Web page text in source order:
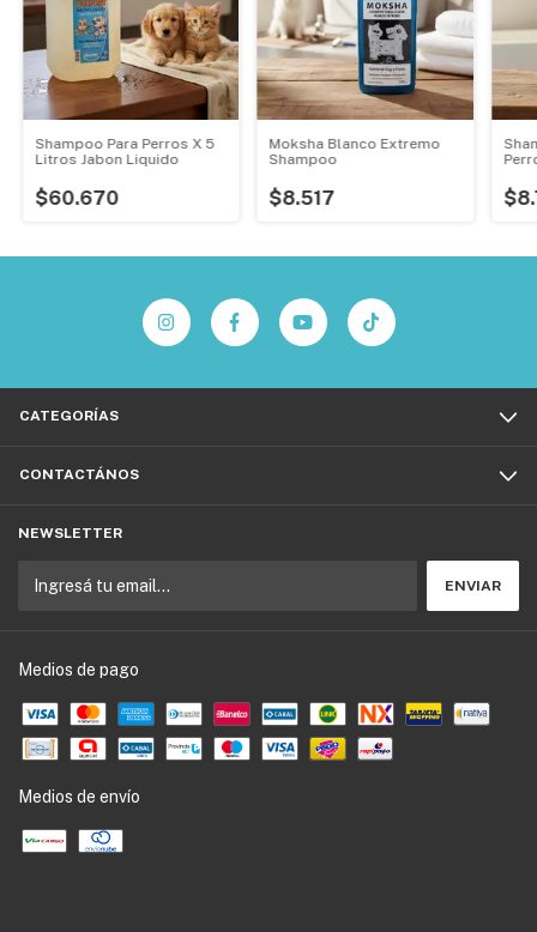
Shampoo Para Perros X 5
Litros Jabon Liquido
$60.670
Moksha Blanco Extremo
Shampoo
$8.517
CATEGORÍAS
CONTACTÁNOS
NEWSLETTER
Medios de pago
Medios de envío